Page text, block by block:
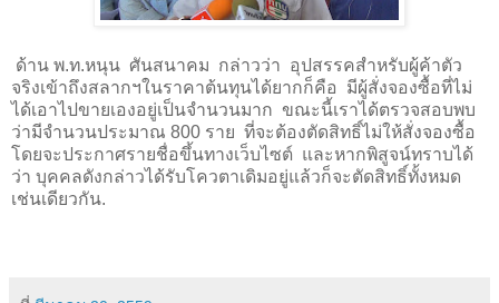
ด้าน พ.ท.หนุน ศันสนาคม กล่าวว่า อุปสรรคสำหรับผู้ค้าตัว
จริงเข้าถึงสลากฯในราคาต้นทุนได้ยากก็คือ
มีผู้สั่งจองซื้อที่ไม่
ได้เอาไปขายเองอยู่เป็นจำนวนมาก ขณะนี้เราได้ตรวจสอบพบ
ว่ามีจำนวนประมาณ 800 ราย ที่จะต้องตัดสิทธิ์ไม่ให้สั่งจองซื้อ
โดยจะประกาศรายชื่อขึ้นทางเว็บไซต์ และหากพิสูจน์ทราบได้
ว่า บุคคลดังกล่าวได้รับโควตาเดิมอยู่แล้วก็จะตัดสิทธิ์ทั้งหมด
เช่นเดียวกัน.